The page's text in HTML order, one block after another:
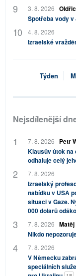
3. 8. 2026
Spotřeba vody
4. 8. 2026
Izraelské
Týden
Nejsdílenější
7. 8. 2026
Petr
Klausův útok
odhaluje celý
7. 8. 2026
Izraelský
nabídku v USA
situaci v Gaze.
000 dolarů
7. 8. 2026
Nikdo
7. 8. 2026
V Německu
speciálních